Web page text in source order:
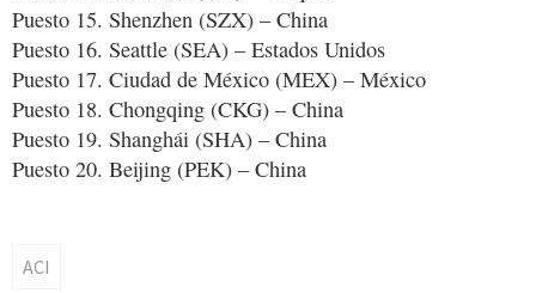
Puesto 15. Shenzhen (SZX) – China
Puesto 16. Seattle (SEA) – Estados Unidos
Puesto 17. Ciudad de México (MEX) – México
Puesto 18. Chongqing (CKG) – China
Puesto 19. Shanghái (SHA) – China
Puesto 20. Beijing (PEK) – China
ACI